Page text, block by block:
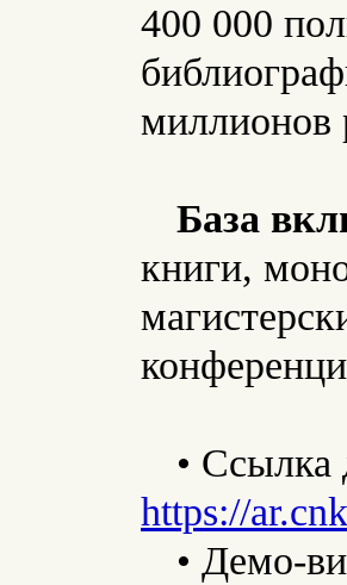
400 000
миллионов
База
книги,
• Ссылка
https://
• Демо-